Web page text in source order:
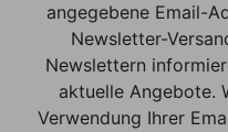
angegebene Email-
Newsletter-
Newslettern
aktuelle Angebote.
Verwendung Ihrer